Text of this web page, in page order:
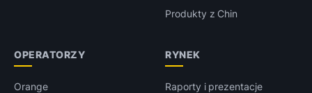
Produkty z Chin
OPERATORZY
Orange
RYNEK
Raporty i prezentacje